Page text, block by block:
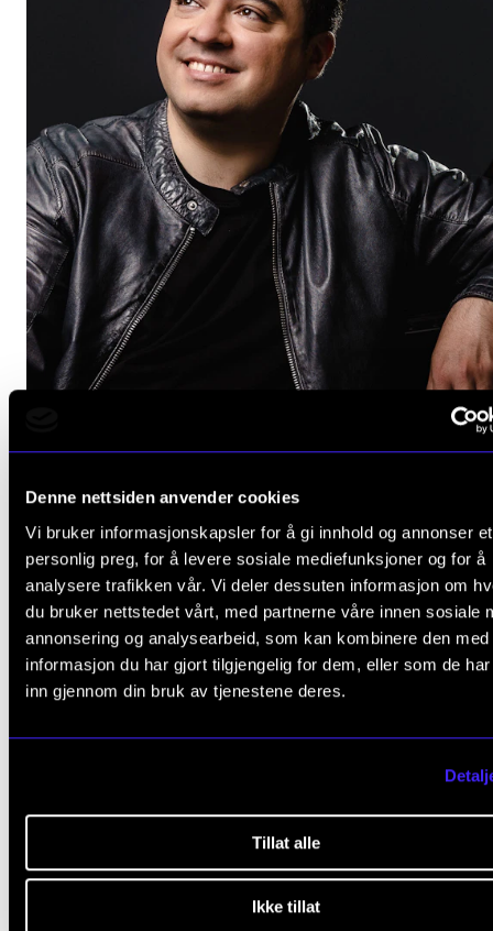
Denne nettsiden anvender cookies
Vi bruker informasjonskapsler for å gi innhold og annonser et
personlig preg, for å levere sosiale mediefunksjoner og for å
analysere trafikken vår. Vi deler dessuten informasjon om
du bruker nettstedet vårt, med partnerne våre innen sosiale
annonsering og analysearbeid, som kan kombinere den med
informasjon du har gjort tilgjengelig for dem, eller som de
inn gjennom din bruk av tjenestene deres.
Tillat alle
Ikke tillat
KLASSISK
Tirsdag 29. oktober 2024 18:00
Lindemansalen